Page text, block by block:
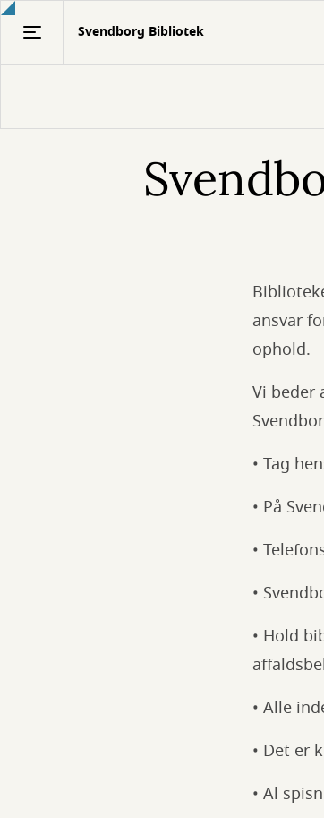
Gå
Svendborg Bibliotek
ansvar
ophold.
Vi beder
• Tag
• På
•
•
• Hold
• Alle
• Det er
• Al